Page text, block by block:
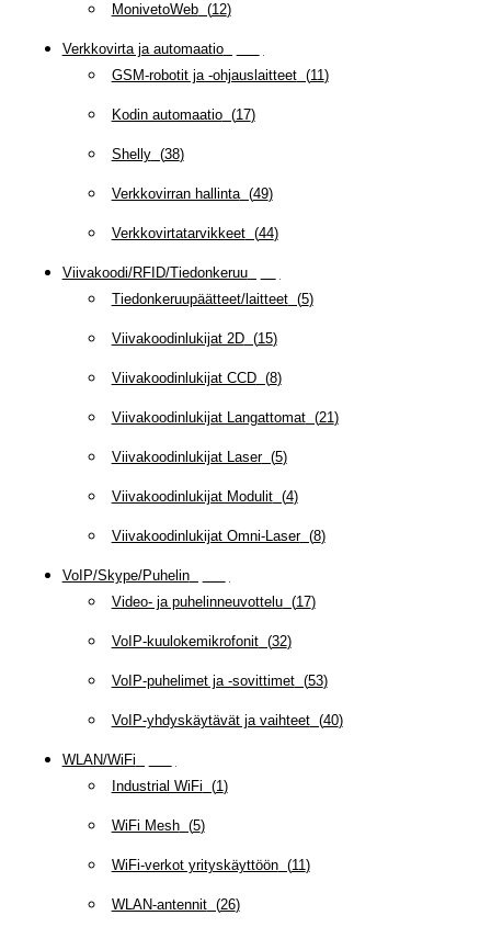
MonivetoWeb(12)
Verkkovirta ja automaatio(
GSM-robotit ja -ohjauslaitteet(11)
Kodin automaatio(17)
Shelly(38)
Verkkovirran hallinta(49)
Verkkovirtatarvikkeet(44)
Viivakoodi/RFID/Tiedonkeruu(
Tiedonkeruupäätteet/laitteet(5)
Viivakoodinlukijat 2D(15)
Viivakoodinlukijat CCD(8)
Viivakoodinlukijat Langattomat(21)
Viivakoodinlukijat Laser(5)
Viivakoodinlukijat Modulit(4)
Viivakoodinlukijat Omni-Laser(8)
VoIP/Skype/Puhelin(
Video- ja puhelinneuvottelu(17)
VoIP-kuulokemikrofonit(32)
VoIP-puhelimet ja -sovittimet(53)
VoIP-yhdyskäytävät ja vaihteet(40)
WLAN/WiFi
Industrial WiFi (1)
WiFi Mesh(5)
WiFi-verkot yrityskäyttöön(11)
WLAN-antennit(26)